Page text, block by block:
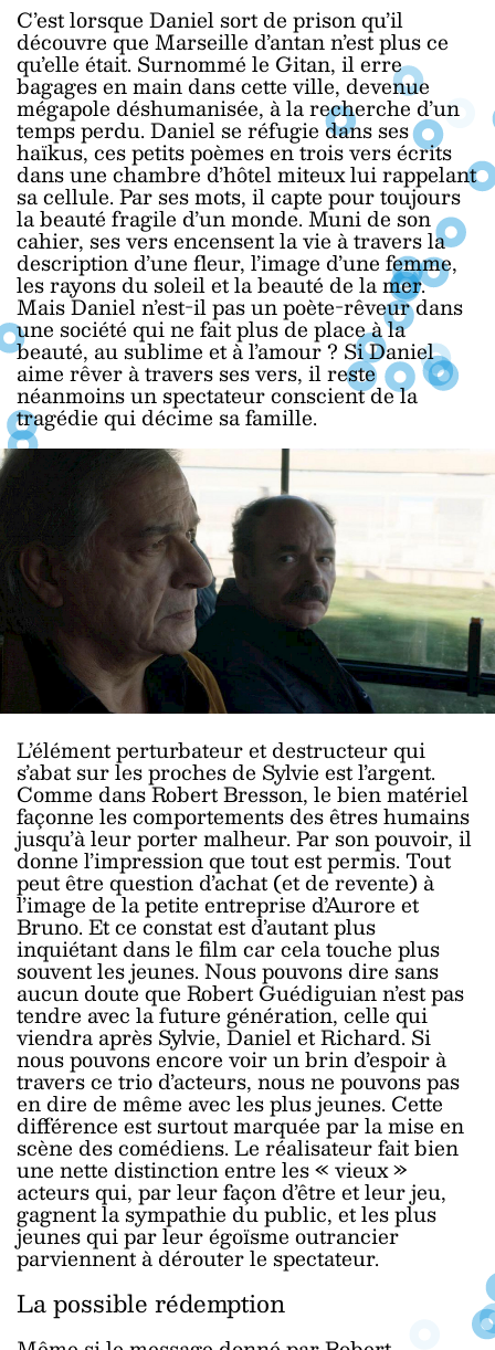
C’est lorsque Daniel sort de prison qu’il
découvre que Marseille d’antan n’est plus ce
qu’elle était. Surnommé le Gitan, il erre
bagages en main dans cette ville, devenue
mégapole déshumanisée, à la recherche d’un
temps perdu. Daniel se réfugie dans ses
haïkus, ces petits poèmes en trois vers écrits
dans une chambre d’hôtel miteux lui rappelant
sa cellule. Par ses mots, il capte pour toujours
la beauté fragile d’un monde. Muni de son
cahier, ses vers encensent la vie à travers la
description d’une fleur, l’image d’une femme,
les rayons du soleil et la beauté de la mer.
Mais Daniel n’est-il pas un poète-rêveur dans
une société qui ne fait plus de place à la
beauté, au sublime et à l’amour ? Si Daniel
aime rêver à travers ses vers, il reste
néanmoins un spectateur conscient de la
tragédie qui décime sa famille.
L’élément perturbateur et destructeur qui
s’abat sur les proches de Sylvie est l’argent.
Comme dans Robert Bresson, le bien matériel
façonne les comportements des êtres humains
jusqu’à leur porter malheur. Par son pouvoir, il
donne l’impression que tout est permis. Tout
peut être question d’achat (et de revente) à
l’image de la petite entreprise d’Aurore et
Bruno. Et ce constat est d’autant plus
inquiétant dans le film car cela touche plus
souvent les jeunes. Nous pouvons dire sans
aucun doute que Robert Guédiguian n’est pas
tendre avec la future génération, celle qui
viendra après Sylvie, Daniel et Richard. Si
nous pouvons encore voir un brin d’espoir à
travers ce trio d’acteurs, nous ne pouvons pas
en dire de même avec les plus jeunes. Cette
différence est surtout marquée par la mise en
scène des comédiens. Le réalisateur fait bien
une nette distinction entre les « vieux »
acteurs qui, par leur façon d’être et leur jeu,
gagnent la sympathie du public, et les plus
jeunes qui par leur égoïsme outrancier
parviennent à dérouter le spectateur.
La possible rédemption